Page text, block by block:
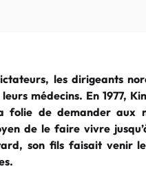
les dirigeants
leurs médecins. En 1977,
folie de demander aux
de le faire vivre
son fils faisait venir